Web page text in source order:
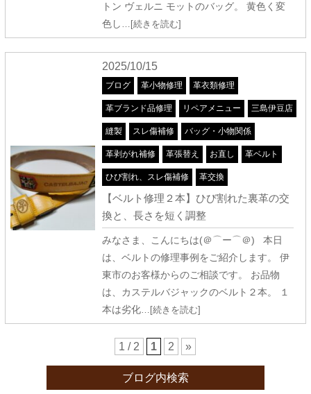
トン ヴェルニ モットのバッグ。 黄色く変
色し …[続きを読む]
2025/10/15
ブログ 革小物修理 革衣類修理
革ブランド品修理 リペアメニュー 三島伊豆店
縫製 スレ傷補修 バッグ・小物関係
革剥がれ補修 革張替え お直し 革ベルト
ひび割れ、スレ傷補修 革交換
【ベルト修理２本】ひび割れた裏革の交
換と、長さを短く調整
みなさま、こんにちは(＠⌒ー⌒＠) 本日
は、ベルトの修理事例をご紹介します。 伊
東市のお客様からのご相談です。 お品物
は、カステルバジャックのベルト２本。 １
本は劣化…[続きを読む]
1 / 2 1 2 »
ブログ内検索